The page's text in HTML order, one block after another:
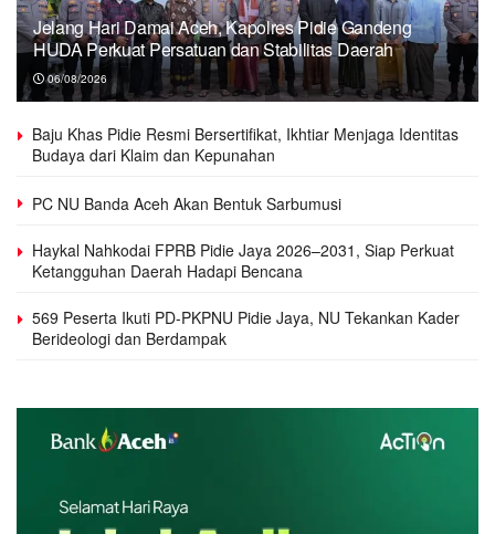
Jelang Hari Damai Aceh, Kapolres Pidie Gandeng
HUDA Perkuat Persatuan dan Stabilitas Daerah
06/08/2026
Baju Khas Pidie Resmi Bersertifikat, Ikhtiar Menjaga Identitas
Budaya dari Klaim dan Kepunahan
PC NU Banda Aceh Akan Bentuk Sarbumusi
Haykal Nahkodai FPRB Pidie Jaya 2026–2031, Siap Perkuat
Ketangguhan Daerah Hadapi Bencana
569 Peserta Ikuti PD-PKPNU Pidie Jaya, NU Tekankan Kader
Berideologi dan Berdampak